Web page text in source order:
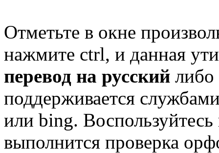
Отметьте в окне
нажмите ctrl, и данная
перевод на русский либо
поддерживается
или bing.
выполнится проверка